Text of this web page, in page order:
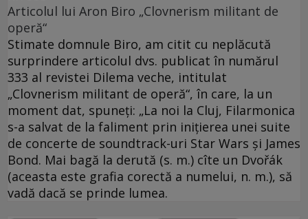
Articolul lui Aron Biro „Clovnerism militant de
operă“
Stimate domnule Biro, am citit cu neplăcută
surprindere articolul dvs. publicat în numărul
333 al revistei Dilema veche, intitulat
„Clovnerism militant de operă“, în care, la un
moment dat, spuneţi: „La noi la Cluj, Filarmonica
s-a salvat de la faliment prin iniţierea unei suite
de concerte de soundtrack-uri Star Wars şi James
Bond. Mai bagă la derută (s. m.) cîte un Dvořák
(aceasta este grafia corectă a numelui, n. m.), să
vadă dacă se prinde lumea.